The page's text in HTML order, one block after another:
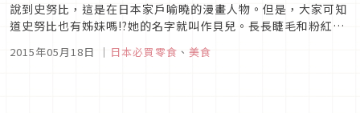
說到史努比，這是在日本家戶喻曉的漫畫人物。但是，大家可知
道史努比也有姊妹嗎!?她的名字就叫作貝兒。長長睫毛和粉紅色
兒）」，並將由Bourbon開賣！【貝兒到底是誰？】以下是史
2015年05月18日 ｜ 日本必買零食 、 美食